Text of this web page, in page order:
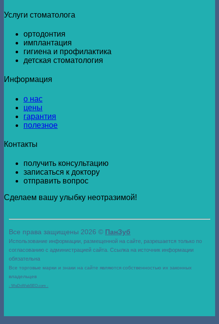
Услуги стоматолога
ортодонтия
имплантация
гигиена и профилактика
детская стоматология
Информация
о нас
цены
гарантия
полезное
Контакты
получить консультацию
записаться к доктору
отправить вопрос
Сделаем вашу улыбку неотразимой!
Все права защищены 2026 © ПанЗуб
Использование информации, размещенной на сайте, разрешается только по
согласованию с администрацией сайта. Ссылка на источник информации
обязательна
Все торговые марки и знаки на сайте являются собственностью их законных
владельцев
- WeDoWebSEO.com -